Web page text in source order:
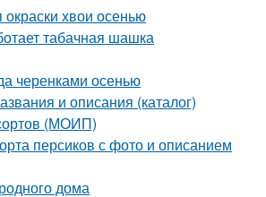
хвои осенью
табачная шашка
черенками осенью
и описания (каталог)
(МОИП)
персиков с фото и описанием
дома